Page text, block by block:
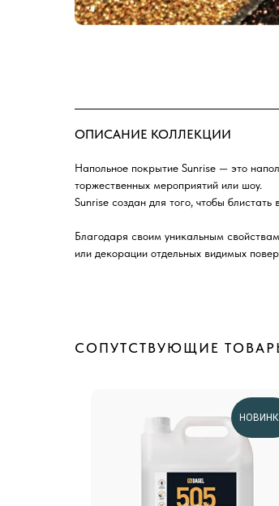
ОПИСАНИЕ КОЛЛЕКЦИИ
Напольное покрытие Sunrise — это
торжественных мероприятий или шоу.
Sunrise создан для того, чтобы
Благодаря своим уникальным
или декорации отдельных видимых
СОПУТСТВУЮЩИЕ